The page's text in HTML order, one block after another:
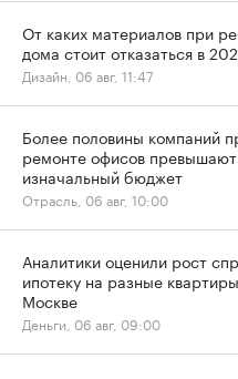
От каких материалов при
дома стоит отказаться в
Дизайн, 06 авг, 11:47
Более половины компаний
ремонте офисов превышают
изначальный бюджет
Отрасль, 06 авг, 10:00
Аналитики оценили рост
ипотеку на разные
Москве
Деньги, 06 авг, 09:00